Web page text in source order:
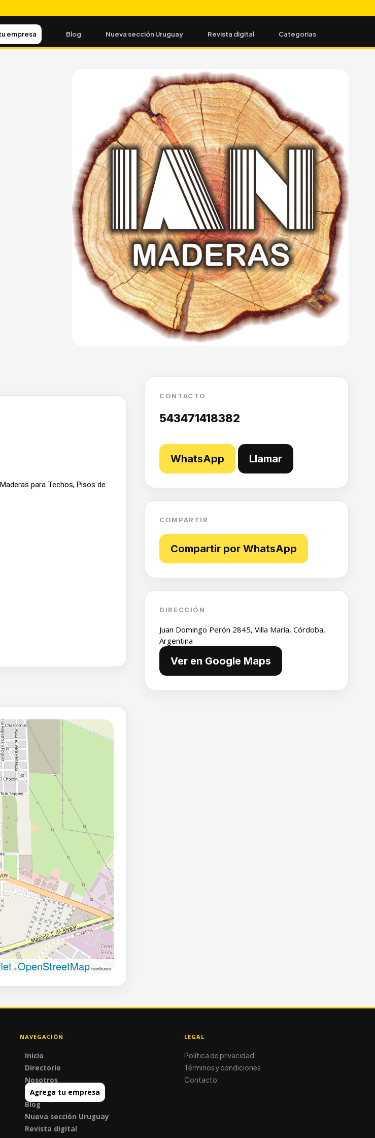
empresa Blog Nueva sección Uruguay Revista digital Categorias
para Techos, Pisos de
, ©OpenStreetMapcontributors
CONTACTO
543471418382
WhatsApp Llamar
COMPARTIR
Compartir por WhatsApp
DIRECCIÓN
Juan Domingo Perón 2845, Villa María, Córdoba,
Argentina
Ver en Google Maps
NAVEGACIÓN
Inicio
Directorio
Nosotros
Agrega tu empresa
Blog
Nueva sección Uruguay
Revista digital
LEGAL
Política de privacidad
Términos y condiciones
Contacto